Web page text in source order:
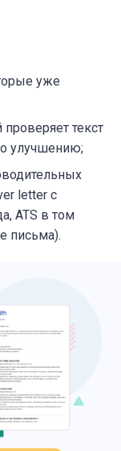
уже
текст
улучшению;
letter с
ATS в том
письма).